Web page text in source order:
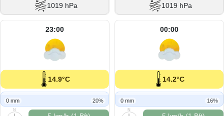
1019 hPa 1019 hPa
23:00
14.9°C
0 mm 20%
N
00:00
14.2°C
0 mm 16%
N